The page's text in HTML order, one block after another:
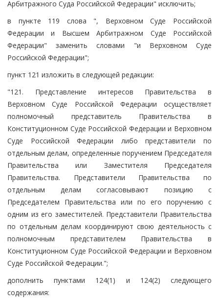
Арбитражного Суда Российской Федерации" исключить;
в пункте 119 слова ", Верховном Суде Российской
Федерации и Высшем Арбитражном Суде Российской
Федерации" заменить словами "и Верховном Суде
Российской Федерации";
пункт 121 изложить в следующей редакции:
"121. Представление интересов Правительства в
Верховном Суде Российской Федерации осуществляет
полномочный представитель Правительства в
Конституционном Суде Российской Федерации и Верховном
Суде Российской Федерации либо представители по
отдельным делам, определенные поручением Председателя
Правительства или Заместителя Председателя
Правительства. Представители Правительства по
отдельным делам согласовывают позицию с
Председателем Правительства или по его поручению с
одним из его заместителей. Представители Правительства
по отдельным делам координируют свою деятельность с
полномочным представителем Правительства в
Конституционном Суде Российской Федерации и Верховном
Суде Российской Федерации.";
дополнить пунктами 124(1) и 124(2) следующего
содержания: